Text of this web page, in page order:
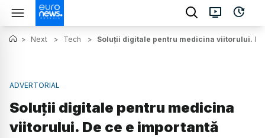
> Next > Tech > Soluții digitale pentru medicina viitorului.
ADVERTORIAL
Soluții digitale pentru medicina
viitorului. De ce e importantă